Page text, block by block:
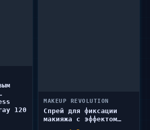
120
MAKEUP REVOLUTION
Спрей для фиксации
макияжа с эффектом